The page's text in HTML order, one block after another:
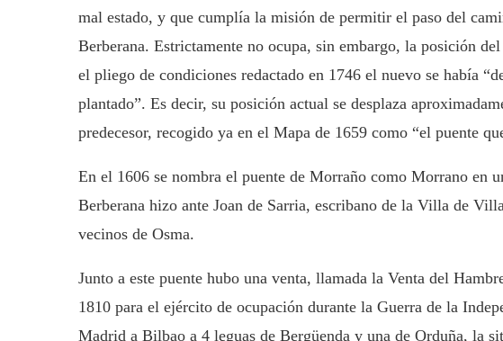
mal estado, y que cumplía la misión de permitir el paso del
Berberana. Estrictamente no ocupa, sin embargo, la posición
el pliego de condiciones redactado en 1746 el nuevo se había
plantado”. Es decir, su posición actual se desplaza
predecesor, recogido ya en el Mapa de 1659 como “el puente
En el 1606 se nombra el puente de Morraño como Morrano en
Berberana hizo ante Joan de Sarria, escribano de la Villa de
vecinos de Osma.
Junto a este puente hubo una venta, llamada la Venta del
1810 para el ejército de ocupación durante la Guerra de la
Madrid a Bilbao a 4 leguas de Bergüenda y una de Orduña, la